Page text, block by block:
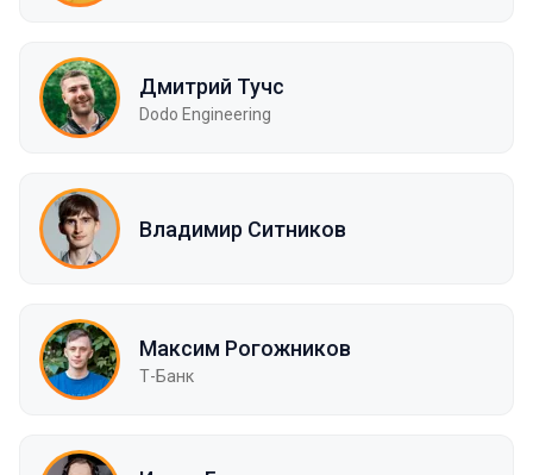
Дмитрий Тучс
Dodo Engineering
Владимир Ситников
Максим Рогожников
Т-Банк